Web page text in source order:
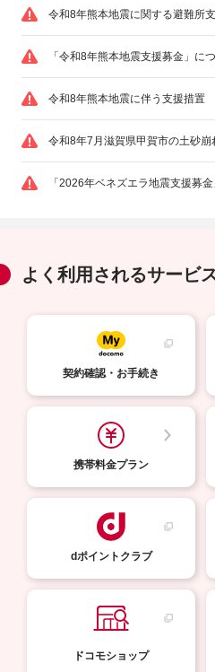
令和8年熊本地震に関する避難所
「令和8年熊本地震支援募金」に
令和8年熊本地震に伴う支援措置
令和8年7月滋賀県甲賀市の土砂崩
「2026年ベネズエラ地震支援募
よく利用されるサービ
契約確認・お手続き
携帯料金プラン
dポイントクラブ
ドコモショップ